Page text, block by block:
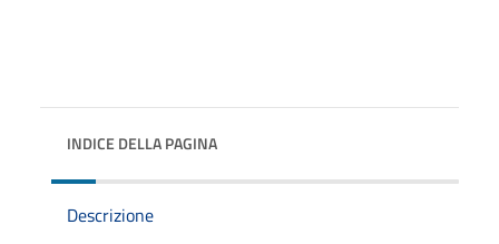
INDICE DELLA PAGINA
Descrizione